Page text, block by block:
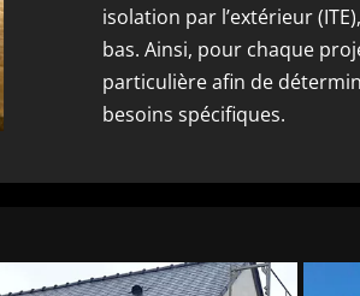
isolation par l’extérieur
bas. Ainsi, pour chaque
particulière afin de
besoins spécifiques.